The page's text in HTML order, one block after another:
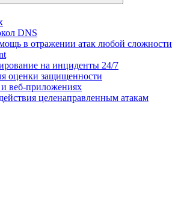
DNS
в отражении атак любой сложности
на инциденты 24/7
оценки защищенности
веб‑приложениях
целенаправленным атакам